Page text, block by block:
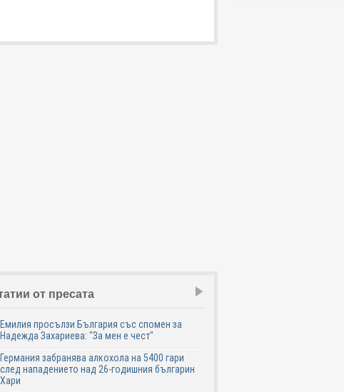
от пресата
Емилия просълзи България със спомен за
Надежда Захариева: "За мен е чест"
Германия забранява алкохола на 5400 гари
след нападението над 26-годишния българин
Хари